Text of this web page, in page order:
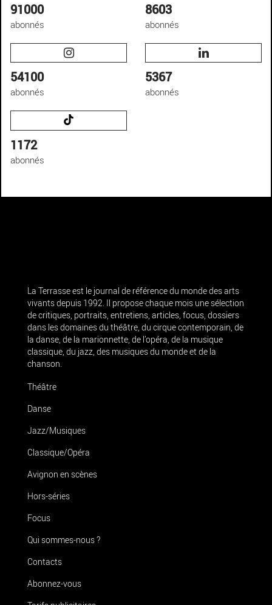
91000
abonnés
8603
abonnés
54100
abonnés
5367
abonnés
1172
abonnés
La Terrasse est le journal de référence du monde des arts
vivants depuis 1992. Il propose chaque mois une sélection
de critiques, portraits, entretiens, articles, focus, dossiers
dans les domaines du théâtre, du cirque contemporain, de
la danse, de la marionnette, de l’opéra, de la musique
classique, du jazz, des musiques du monde et de la
chanson.
Théâtre
Danse
Jazz/Musiques
Classique/Opéra
Avignon en scènes
Hors-séries
Focus
Qui sommes-nous ?
Contacts
Abonnez-vous